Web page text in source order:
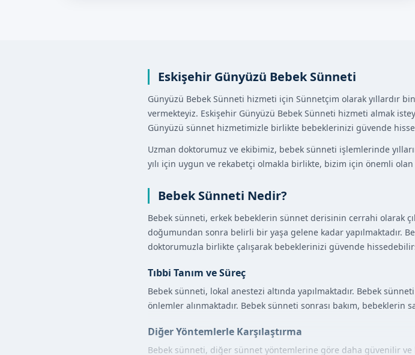
Eskişehir Günyüzü Bebek Sünneti
Günyüzü Bebek Sünneti hizmeti için Sünnetçim olarak yıllardır
vermekteyiz. Eskişehir Günyüzü Bebek Sünneti hizmeti almak
Günyüzü sünnet hizmetimizle birlikte bebeklerinizi güvende
Uzman doktorumuz ve ekibimiz, bebek sünneti işlemlerinde
yılı için uygun ve rekabetçi olmakla birlikte, bizim için önemli
Bebek Sünneti Nedir?
Bebek sünneti, erkek bebeklerin sünnet derisinin cerrahi olarak
doğumundan sonra belirli bir yaşa gelene kadar yapılmaktadır.
doktorumuzla birlikte çalışarak bebeklerinizi güvende
Tıbbi Tanım ve Süreç
Bebek sünneti, lokal anestezi altında yapılmaktadır. Bebek
önlemler alınmaktadır. Bebek sünneti sonrası bakım, bebeklerin
Diğer Yöntemlerle Karşılaştırma
Bebek sünneti, diğer sünnet yöntemlerine göre daha güvenilir ve